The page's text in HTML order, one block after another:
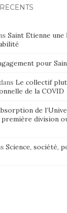
Saint Etienne
pour
Le collectif
de la COVID
de
division
Science, société,